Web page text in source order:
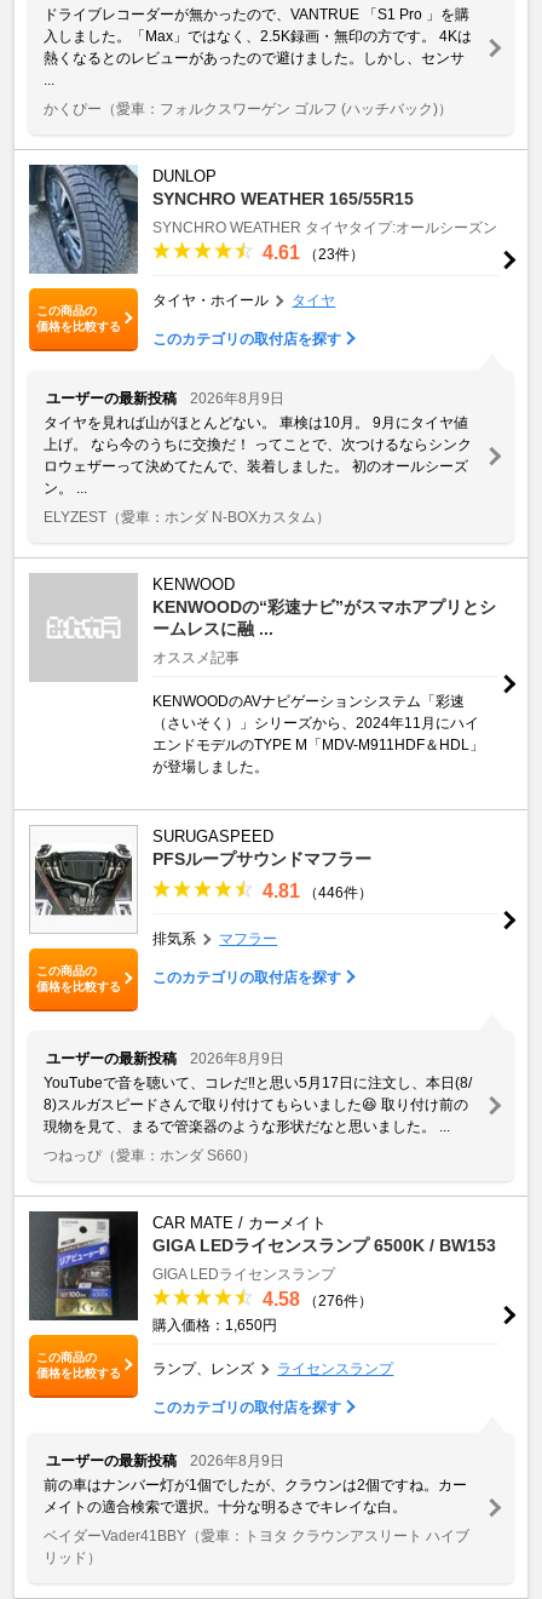
ドライブレコーダーが無かったので、VANTRUE 「S1 Pro 」を購
入しました。「Max」ではなく、2.5K録画・無印の方です。 4Kは
熱くなるとのレビューがあったので避けました。しかし、センサ
かくぴー （愛車：フォルクスワーゲン ゴルフ (ハッチバック)）
この商品の
価格を比較する
DUNLOP
SYNCHRO WEATHER 165/55R15
SYNCHRO WEATHER タイヤタイプ:オールシーズン
4.61 （23件）
タイヤ・ホイール タイヤ
このカテゴリの取付店を探す
ユーザーの最新投稿
2026年8月9日
タイヤを見れば山がほとんどない。 車検は10月。 9月にタイヤ値
上げ。 なら今のうちに交換だ！ ってことで、次つけるならシンク
ロウェザーって決めてたんで、装着しました。 初のオールシーズ
ン。 ...
ELYZEST （愛車：ホンダ N-BOXカスタム）
KENWOOD
KENWOODの“彩速ナビ”がスマホアプリとシ
ームレスに融 ...
オススメ記事
KENWOODのAVナビゲーションシステム「彩速
（さいそく）」シリーズから、2024年11月にハイ
エンドモデルのTYPE M「MDV-M911HDF＆HDL」
が登場しました。
この商品の
価格を比較する
SURUGASPEED
PFSループサウンドマフラー
4.81 （446件）
排気系 マフラー
このカテゴリの取付店を探す
ユーザーの最新投稿
2026年8月9日
YouTubeで音を聴いて、コレだ‼️と思い5月17日に注文し、本日(8/
8)スルガスピードさんで取り付けてもらいました😆 取り付け前の
現物を見て、まるで管楽器のような形状だなと思いました。 ...
つねっぴ（愛車：ホンダ S660）
この商品の
価格を比較する
CAR MATE / カーメイト
GIGA LEDライセンスランプ 6500K / BW153
GIGA LEDライセンスランプ
4.58
（276件）
購入価格：1,650円
ランプ、レンズ ライセンスランプ
このカテゴリの取付店を探す
ユーザーの最新投稿
2026年8月9日
前の車はナンバー灯が1個でしたが、クラウンは2個ですね。カー
メイトの適合検索で選択。十分な明るさでキレイな白。
ベイダーVader41BBY （愛車：トヨタ クラウンアスリート ハイブ
リッド）